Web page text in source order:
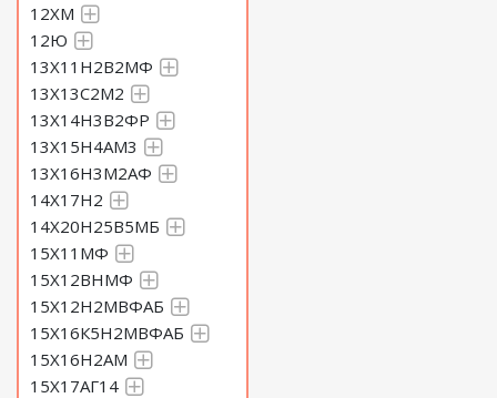
12ХМ
12Ю
13Х11Н2В2МФ
13Х13С2М2
13Х14Н3В2ФР
13Х15Н4АМ3
13Х16Н3М2АФ
14Х17Н2
14Х20Н25В5МБ
15Х11МФ
15Х12ВНМФ
15Х12Н2МВФАБ
15Х16К5Н2МВФАБ
15Х16Н2АМ
15Х17АГ14